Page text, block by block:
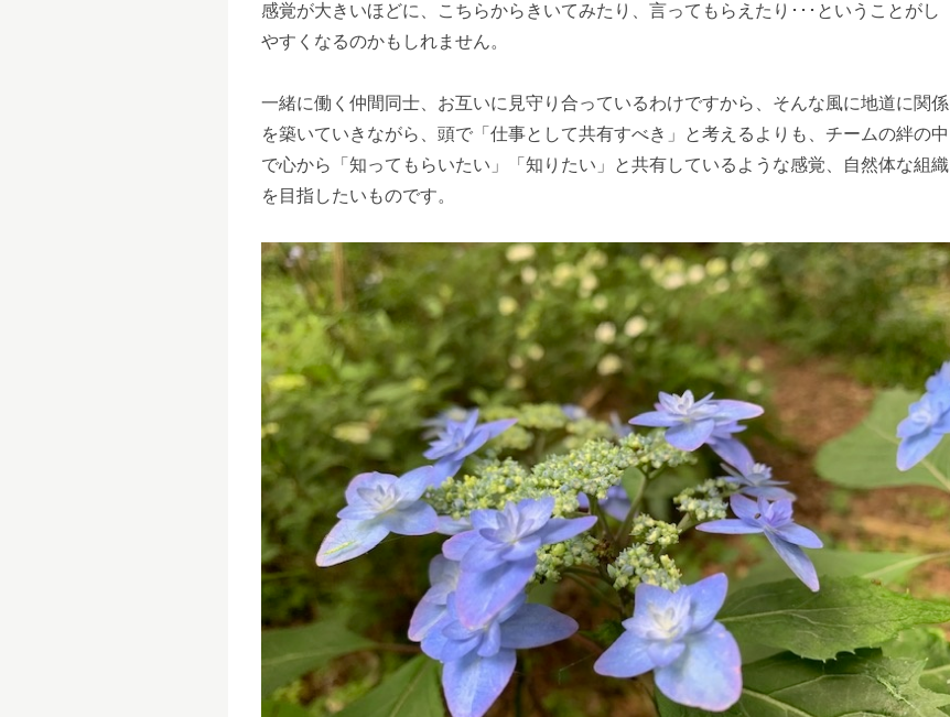
感覚が大きいほどに、こちらからきいてみたり、言ってもらえたり･･･ということがし
やすくなるのかもしれません。
一緒に働く仲間同士、お互いに見守り合っているわけですから、そんな風に地道に関係
を築いていきながら、頭で「仕事として共有すべき」と考えるよりも、チームの絆の中
で心から「知ってもらいたい」「知りたい」と共有しているような感覚、自然体な組織
を目指したいものです。